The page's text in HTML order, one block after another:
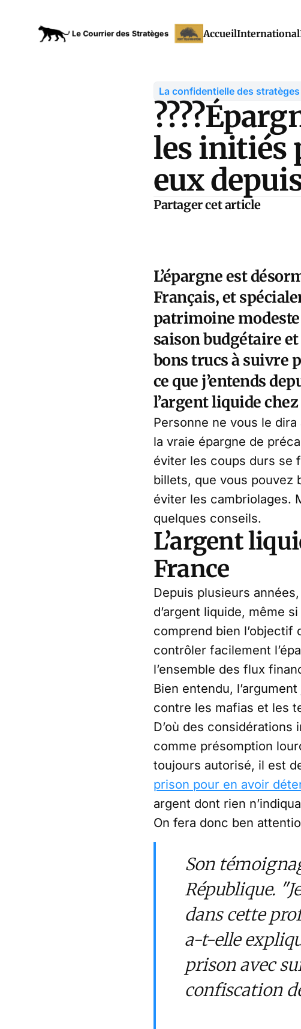
AccueilInternational
La confidentielle des stratèges
les initiés
eux
Partager cet article
L’épargne est
Français, et
patrimoine modeste
saison budgétaire
bons trucs à suivre
ce que j’entends
l’argent liquide
Personne ne vous le
la vraie épargne de
éviter les coups durs se
billets, que vous pouvez
éviter les cambriolages.
quelques conseils.
L’argent
France
Depuis plusieurs
d’argent liquide, même
comprend bien
contrôler facilement
l’ensemble des flux
Bien entendu,
contre les mafias et les
D’où des considérations
comme présomption
toujours autorisé, il est
prison pour en avoir
argent dont rien
On fera donc ben
Son
République.
dans cette
a-t-elle
prison avec
confiscation